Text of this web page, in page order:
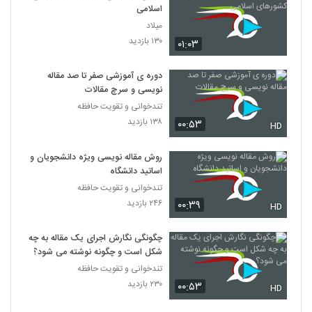
84
014085 - نحوه نوشتن پروپوزال پژوهشی:
Heilmeier Catechism
۵۶۵ بازدید
014086 - نحوه نوشتن پروپوزال پژوهشی:
Heilmeier Catechism
۶۷۳ بازدید
۰۱:۰۳
اسلامی
میلاد
۱۳۰ بازدید
۰۰:۵۳ HD
دوره ی آموزشی صفر تا صد مقاله
نویسی و سرچ مقالات
تندخوانی و تقویت حافظه
۱۳۸ بازدید
۰۰:۳۹ HD
روش مقاله نویسی ویژه دانشجویان و
اساتید دانشگاه
تندخوانی و تقویت حافظه
۲۴۶ بازدید
۰۰:۵۳ HD
چگونگی نگارش اجرای یک مقاله به چه
شکل است و چگونه نوشته می شود؟
تندخوانی و تقویت حافظه
۲۳۰ بازدید